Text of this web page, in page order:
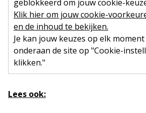
geblokkeerd om jouw cookie-
Klik hier om jouw cookie-
en de inhoud te bekijken.
Je kan jouw keuzes op elk
onderaan de site op "Cookie-
klikken."
Lees ook: